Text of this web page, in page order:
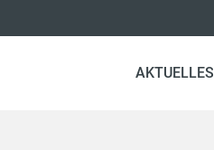
AKTUELLES